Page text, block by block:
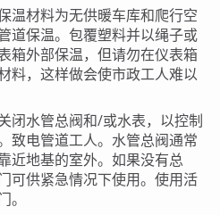
温材料为无供暖车库和爬行空
道保温。包覆塑料并以绳子或
箱外部保温，但请勿在仪表箱
料，这样做会使市政工人难以
闭水管总阀和/或水表，以控制
致电管道工人。水管总阀通常
近地基的室外。如果没有总
可供紧急情况下使用。使用活
。